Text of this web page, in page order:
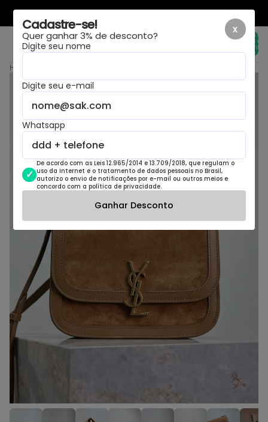
LAYOUT NOVO, MESMA LOJA
Total de
itens no
carrinho:
0
Home
x
Cadastre-se!
Quer ganhar 3% de desconto?
Digite seu nome
Digite seu e-mail
Whatsapp
De acordo com as Leis 12.965/2014 e 13.709/2018, que regulam o
uso da Internet e o tratamento de dados pessoais no Brasil,
autorizo o envio de notificações por e-mail ou outros meios e
concordo com a política de privacidade.
Ganhar Desconto